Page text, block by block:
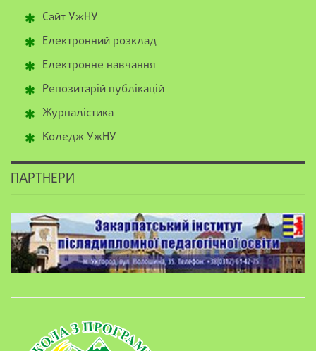
Сайт УжНУ
Електронний розклад
Електронне навчання
Репозитарій публікацій
Журналістика
Коледж УжНУ
ПАРТНЕРИ